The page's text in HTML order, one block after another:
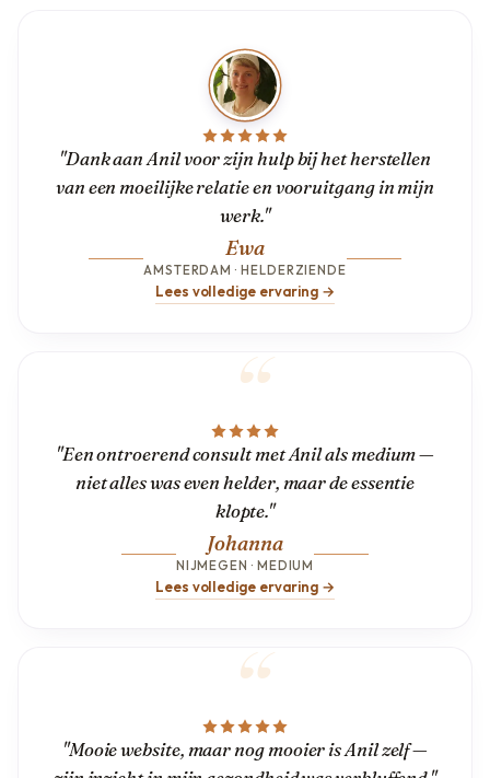
"Dank aan Anil voor zijn hulp bij het herstellen
van een moeilijke relatie en vooruitgang in mijn
werk."
Ewa
AMSTERDAM · HELDERZIENDE
Lees volledige ervaring →
"Een ontroerend consult met Anil als medium —
niet alles was even helder, maar de essentie
klopte."
Johanna
NIJMEGEN · MEDIUM
Lees volledige ervaring →
"Mooie website, maar nog mooier is Anil zelf —